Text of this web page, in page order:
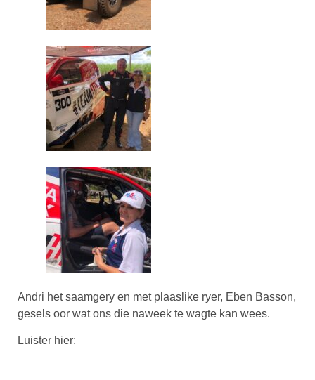
Andri het saamgery en met plaaslike ryer, Eben Basson,
gesels oor wat ons die naweek te wagte kan wees.
Luister hier: